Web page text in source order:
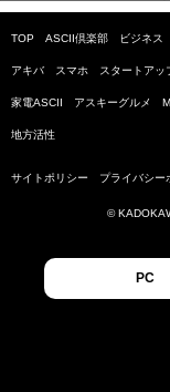
TOP ASCII倶楽部 ビジネス
アキバ スマホ スタートアッ
家電ASCII アスキーグルメ
地方活性
サイトポリシー プライバシー
©
PC